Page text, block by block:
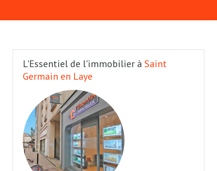
L'Essentiel de l'immobilier à Saint
Germain en Laye